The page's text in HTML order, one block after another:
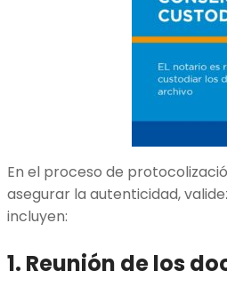
En el proceso de
asegurar la autenticidad,
incluyen:
1. Reunión de los